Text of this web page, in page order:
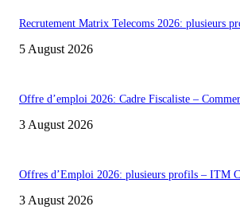
Recrutement Matrix Telecoms 2026: plusieurs
5 August 2026
Offre d’emploi 2026: Cadre Fiscaliste –
3 August 2026
Offres d’Emploi 2026: plusieurs profils – ITM
3 August 2026